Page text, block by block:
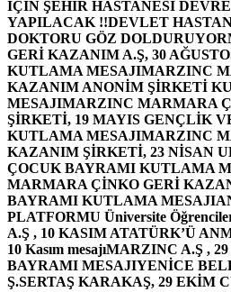
İÇİN ŞEHİR HASTANESİ
YAPILACAK !!DEVLET
DOKTORU GÖZ DOLDURUYOR
GERİ KAZANIM A.Ş, 30
KUTLAMA MESAJIMARZINC
KAZANIM ANONİM ŞİRKETİ
MESAJIMARZINC MARMARA
ŞİRKETİ, 19 MAYIS GENÇLİK
KUTLAMA MESAJIMARZINC
KAZANIM ŞİRKETİ, 23 NİSAN
ÇOCUK BAYRAMI KUTLAMA
MARMARA ÇİNKO GERİ
BAYRAMI KUTLAMA MESAJI
PLATFORMU Üniversite
A.Ş , 10 KASIM ATATÜRK’Ü
10 Kasım mesajıMARZINC A.Ş ,
BAYRAMI MESAJIYENİCE
Ş.SERTAŞ KARAKAŞ, 29 EKİM